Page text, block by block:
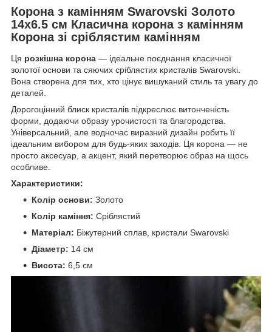
Корона з камінням Swarovski Золото
14х6.5 см Класична корона з камінням
Корона зі сріблястим камінням
Ця розкішна корона — ідеальне поєднання класичної
золотої основи та сяючих сріблястих кристалів Swarovski.
Вона створена для тих, хто цінує вишуканий стиль та увагу до
деталей.
Дорогоцінний блиск кристалів підкреслює витонченість
форми, додаючи образу урочистості та благородства.
Універсальний, але водночас виразний дизайн робить її
ідеальним вибором для будь-яких заходів. Ця корона — не
просто аксесуар, а акцент, який перетворює образ на щось
особливе.
Характеристики:
Колір основи: Золото
Колір каміння: Сріблястий
Матеріал: Біжутерний сплав, кристали Swarovski
Діаметр: 14 см
Висота: 6,5 см